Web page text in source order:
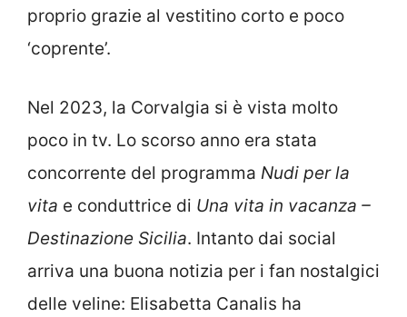
proprio grazie al vestitino corto e poco
‘coprente’.
Nel 2023, la Corvalgia si è vista molto
poco in tv. Lo scorso anno era stata
concorrente del programma Nudi per la
vita e conduttrice di Una vita in vacanza –
Destinazione Sicilia. Intanto dai social
arriva una buona notizia per i fan nostalgici
delle veline: Elisabetta Canalis ha